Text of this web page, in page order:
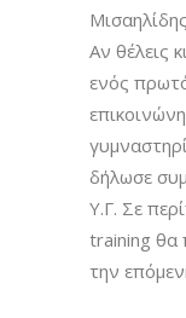
Αν θέλεις
ενός
δήλωσε
Υ.Γ. Σε
training θα
την